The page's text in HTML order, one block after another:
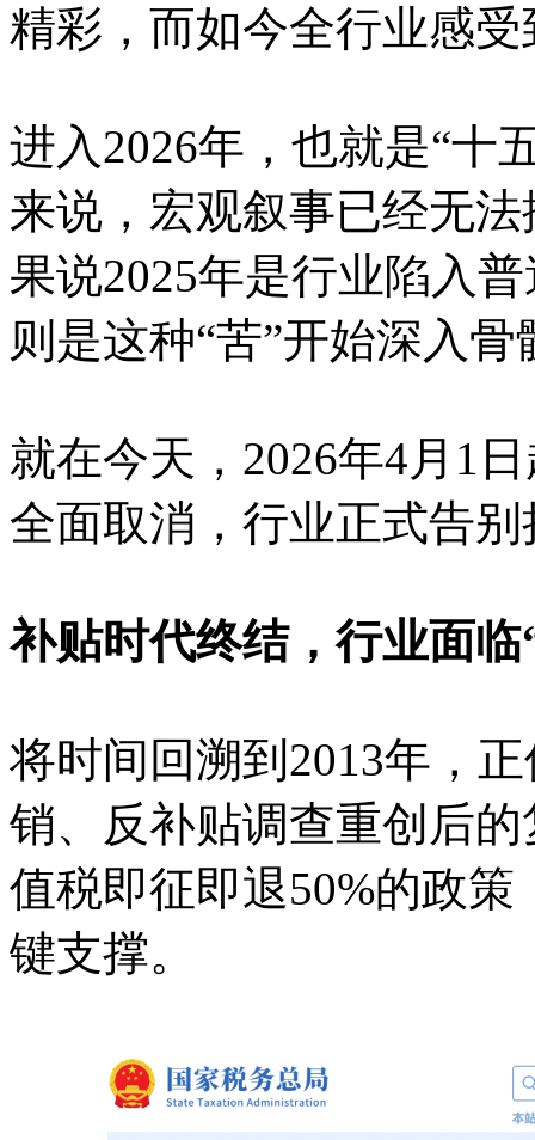
精彩，而如今全行业感
进入2026年，也就是“十
来说，宏观叙事已经无
果说2025年是行业陷入
则是这种“苦”开始深入
就在今天，2026年4月1
全面取消，行业正式告
补贴时代终结，行业面临
将时间回溯到2013年，
销、反补贴调查重创后
值税即征即退50%的政
键支撑。